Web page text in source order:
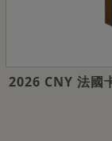
2026 CNY 法國